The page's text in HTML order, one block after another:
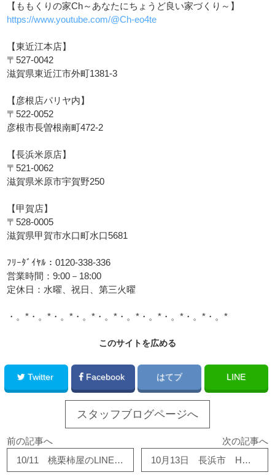
【ももくりの家Ch～あなたにちょうど良い家づくり～】
https://www.youtube.com/@Ch-eo4te
【東近江本店】
〒527-0042
滋賀県東近江市外町1381-3
【彦根店パリヤ内】
〒522-0052
彦根市長曽根南町472-2
【長浜米原店】
〒521-0062
滋賀県米原市宇賀野250
【甲賀店】
〒528-0005
滋賀県甲賀市水口町水口5681
ﾌﾘｰﾀﾞｲﾔﾙ：0120-338-336
営業時間：9:00－18:00
定休日：水曜、祝日、第三火曜
・。*・。*・。*・。*・。*・。*・。*・。*・。*・。*
このサイトを広める
Twitter Facebook はてブ LINE
スタッフブログページへ
前の記事へ
10/11 桃栗柿屋のLINEおともだち登録！
次の記事へ
10月13日 長浜市 H様邸 浴槽リニューアル工事